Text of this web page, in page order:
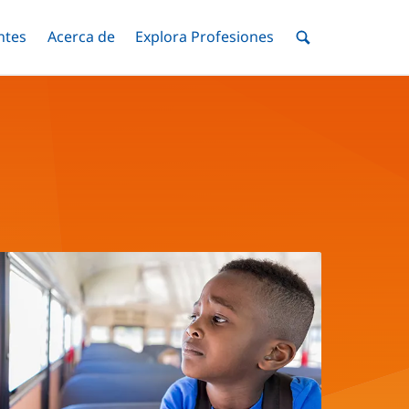
Menú
Alternar
Acerca deMenúAlternar
Explora Profesiones MenúAlternar